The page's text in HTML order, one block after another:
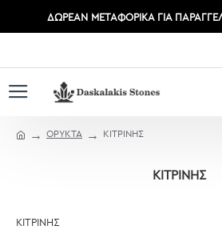
ΔΩΡΕΆΝ ΜΕΤΑΦΟΡΙΚΆ ΓΙΑ
ΟΡΥΚΤΑ ΚΙΤΡΙΝΗΣ
ΚΙΤΡΙΝΗΣ
ΚΙΤΡΙΝΗΣ